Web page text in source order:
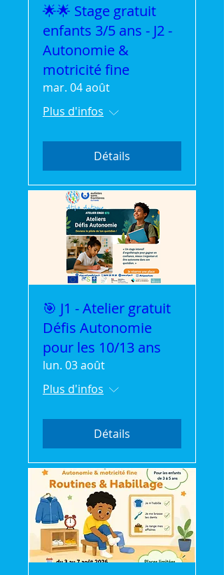
🌟🌟 Stage gratuit
enfants 3/5 ans - J2 -
Autonomie &
motricité fine
mar. 04 août
Plus d'infos
Détails
🎯 J1 - Atelier gratuit
Défis Autonomie
pour les 10/13 ans
lun. 03 août
Plus d'infos
Détails